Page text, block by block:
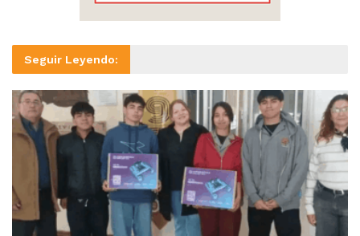
Seguir Leyendo: